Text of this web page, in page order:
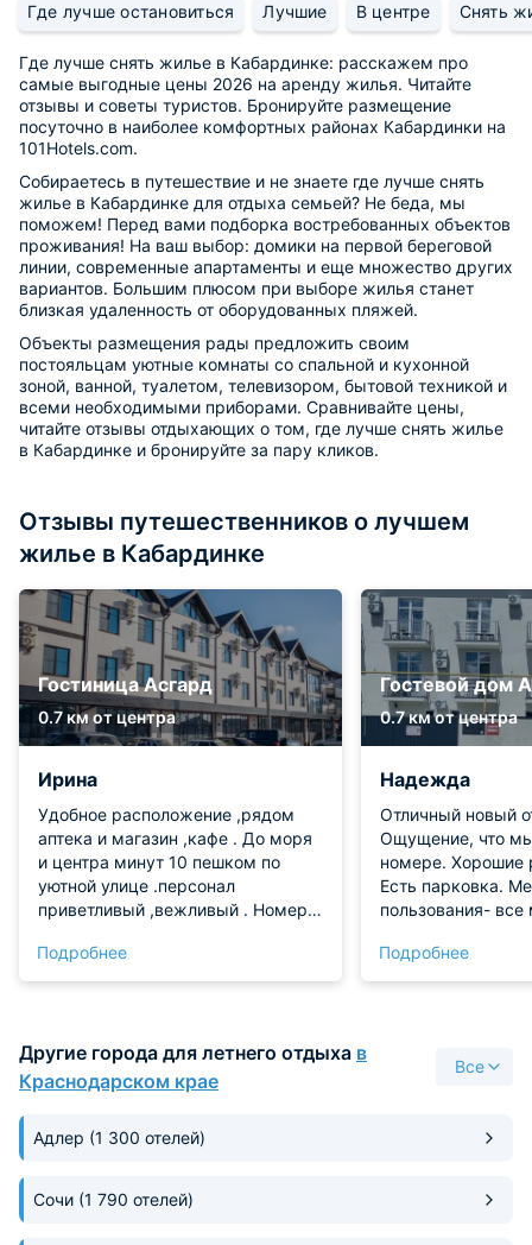
Где лучше остановиться Лучшие В центре Снять
Где лучше снять жилье в Кабардинке: расскажем про
самые выгодные цены 2026 на аренду жилья. Читайте
отзывы и советы туристов. Бронируйте размещение
посуточно в наиболее комфортных районах Кабардинки на
101Hotels.com.
Собираетесь в путешествие и не знаете где лучше снять
жилье в Кабардинке для отдыха семьей? Не беда, мы
поможем! Перед вами подборка востребованных объектов
проживания! На ваш выбор: домики на первой береговой
линии, современные апартаменты и еще множество других
вариантов. Большим плюсом при выборе жилья станет
близкая удаленность от оборудованных пляжей.
Объекты размещения рады предложить своим
постояльцам уютные комнаты со спальной и кухонной
зоной, ванной, туалетом, телевизором, бытовой техникой и
всеми необходимыми приборами. Сравнивайте цены,
читайте отзывы отдыхающих о том, где лучше снять жилье
в Кабардинке и бронируйте за пару кликов.
Отзывы путешественников о лучшем
жилье в Кабардинке
Гостиница Асгард
0.7 км от центра
Ирина
Удобное расположение ,рядом
аптека и магазин ,кафе . До моря
и центра минут 10 пешком по
уютной улице .персонал
приветливый ,вежливый . Номера
необходимое есть. Важно что
именно прачечная . Мы довольны.
Подробнее
Гостевой дом
0.7 км от центра
Надежда
Отличный новый
Ощущение, что
номере. Хорошие руководители.
Есть парковка. Места общего
пользования-
Подробнее
Другие города для летнего отдыха в
Краснодарском крае
Все
Адлер (1 300 отелей)
Сочи (1 790 отелей)